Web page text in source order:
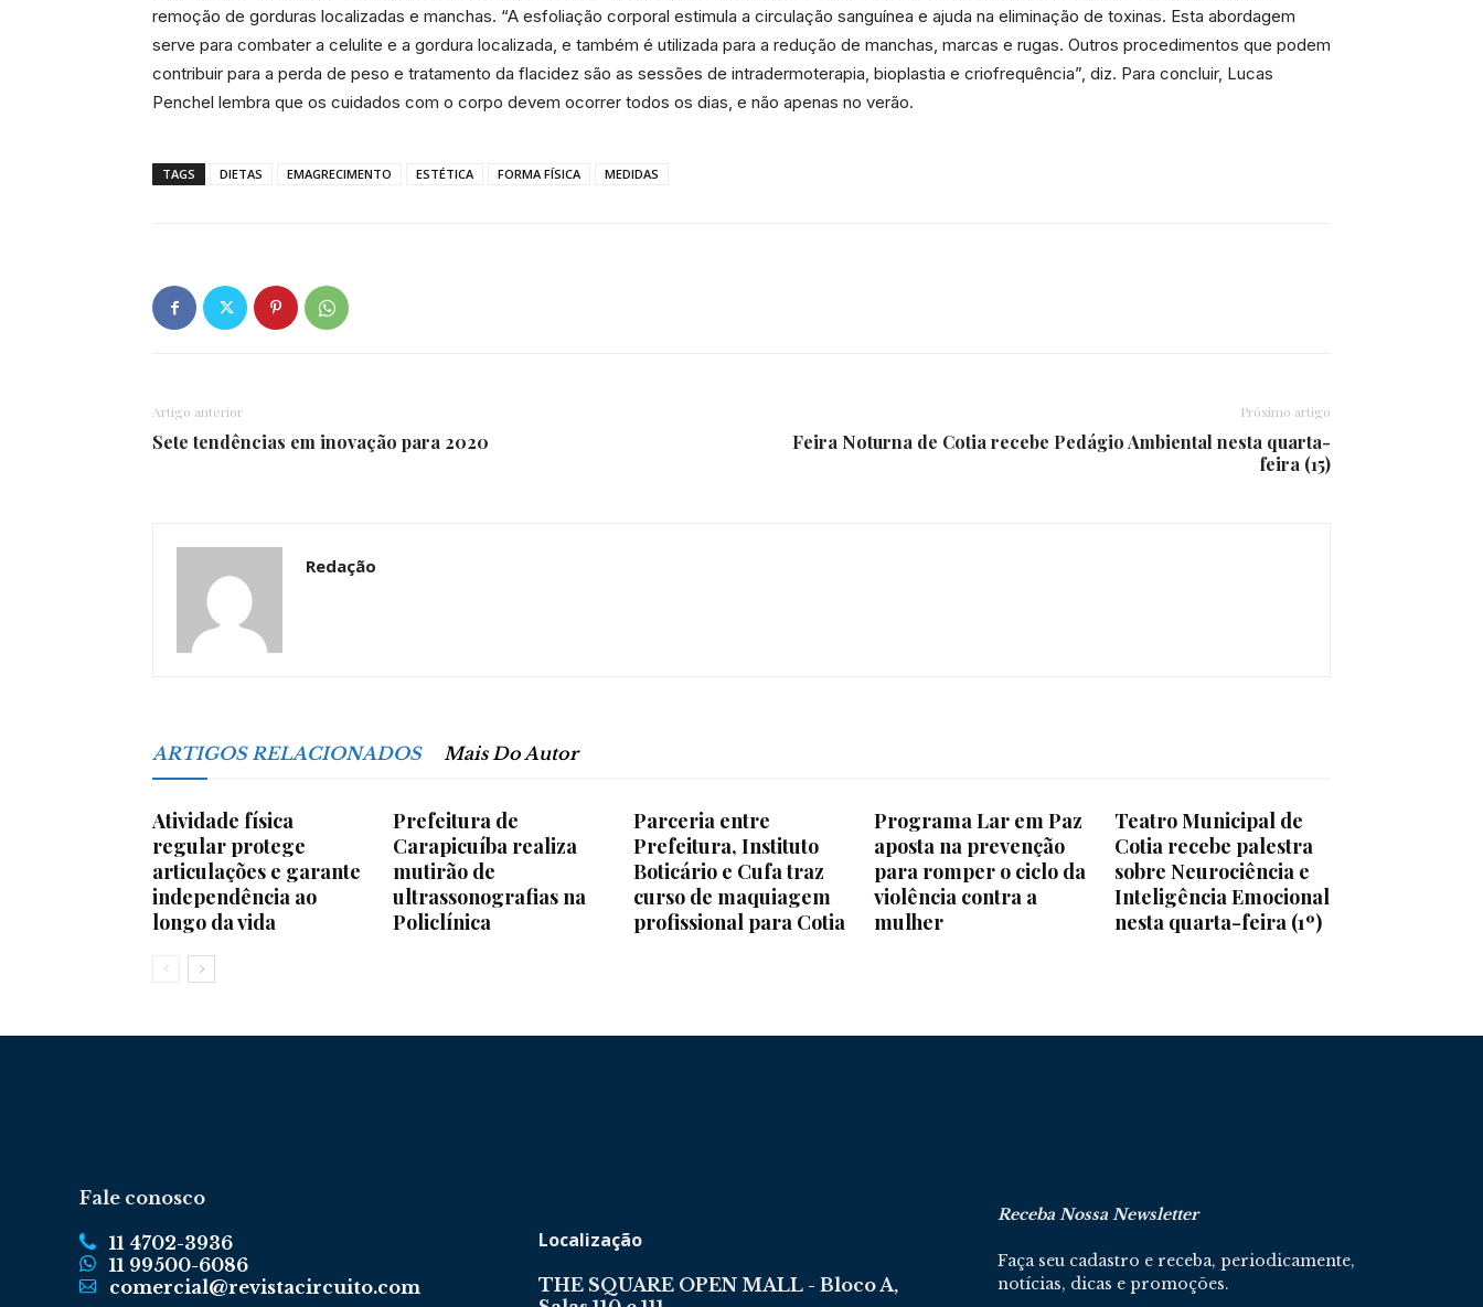
remoção de gorduras localizadas e manchas. “A esfoliação corporal estimula a circulação sanguínea e ajuda na eliminação de toxinas. Esta abordagem
serve para combater a celulite e a gordura localizada, e também é utilizada para a redução de manchas, marcas e rugas. Outros procedimentos que podem
contribuir para a perda de peso e tratamento da flacidez são as sessões de intradermoterapia, bioplastia e criofrequência”, diz. Para concluir, Lucas
Penchel lembra que os cuidados com o corpo devem ocorrer todos os dias, e não apenas no verão.
TAGS DIETAS EMAGRECIMENTO ESTÉTICA FORMA FÍSICA MEDIDAS
Artigo anterior
Sete tendências em inovação para 2020
Próximo artigo
Feira Noturna de Cotia recebe Pedágio Ambiental nesta quarta-
feira (15)
Redação
ARTIGOS RELACIONADOS Mais Do Autor
Atividade física
regular protege
articulações e garante
independência ao
longo da vida
Prefeitura de
Carapicuíba realiza
mutirão de
ultrassonografias na
Policlínica
Parceria entre
Prefeitura, Instituto
Boticário e Cufa traz
curso de maquiagem
profissional para Cotia
Programa Lar em Paz
aposta na prevenção
para romper o ciclo da
violência contra a
mulher
Teatro Municipal de
Cotia recebe palestra
sobre Neurociência e
Inteligência Emocional
nesta quarta-feira (1º)
Fale conosco
11 4702-3936
11 99500-6086
comercial@revistacircuito.com
Localização
THE SQUARE OPEN MALL - Bloco A,
Receba Nossa Newsletter
Faça seu cadastro e receba, periodicamente,
notícias, dicas e promoções.